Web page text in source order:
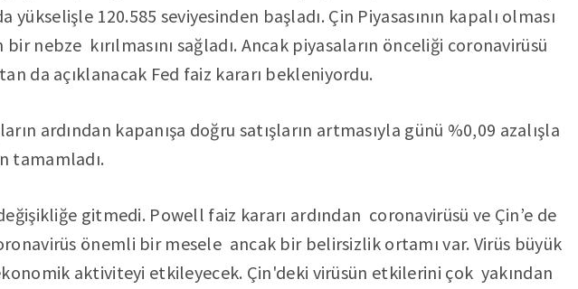
yükselişle 120.585 seviyesinden başladı. Çin Piyasasının kapalı olması
bir nebze kırılmasını sağladı. Ancak piyasaların önceliği coronavirüsü
da açıklanacak Fed faiz kararı bekleniyordu.
ardından kapanışa doğru satışların artmasıyla günü %0,09 azalışla
tamamladı.
gitmedi. Powell faiz kararı ardından coronavirüsü ve Çin’e de
önemli bir mesele ancak bir belirsizlik ortamı var. Virüs büyük
aktiviteyi etkileyecek. Çin'deki virüsün etkilerini çok yakından